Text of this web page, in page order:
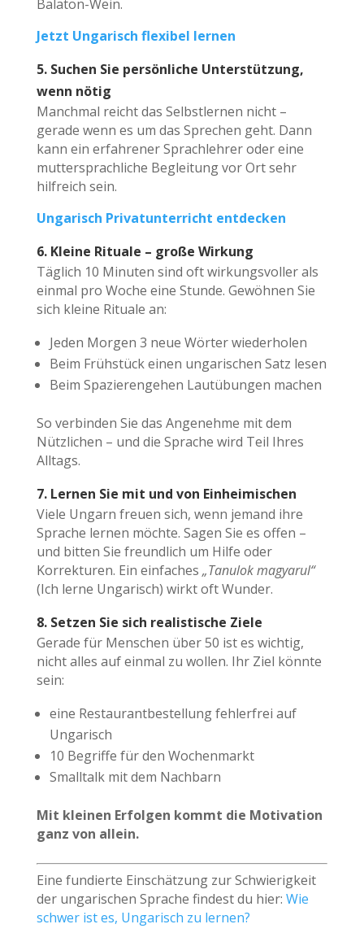
Balaton-Wein.
Jetzt Ungarisch flexibel lernen
5. Suchen Sie persönliche Unterstützung,
wenn nötig
Manchmal reicht das Selbstlernen nicht –
gerade wenn es um das Sprechen geht. Dann
kann ein erfahrener Sprachlehrer oder eine
muttersprachliche Begleitung vor Ort sehr
hilfreich sein.
Ungarisch Privatunterricht entdecken
6. Kleine Rituale – große Wirkung
Täglich 10 Minuten sind oft wirkungsvoller als
einmal pro Woche eine Stunde. Gewöhnen Sie
sich kleine Rituale an:
Jeden Morgen 3 neue Wörter wiederholen
Beim Frühstück einen ungarischen Satz lesen
Beim Spazierengehen Lautübungen machen
So verbinden Sie das Angenehme mit dem
Nützlichen – und die Sprache wird Teil Ihres
Alltags.
7. Lernen Sie mit und von Einheimischen
Viele Ungarn freuen sich, wenn jemand ihre
Sprache lernen möchte. Sagen Sie es offen –
und bitten Sie freundlich um Hilfe oder
Korrekturen. Ein einfaches „Tanulok magyarul“
(Ich lerne Ungarisch) wirkt oft Wunder.
8. Setzen Sie sich realistische Ziele
Gerade für Menschen über 50 ist es wichtig,
nicht alles auf einmal zu wollen. Ihr Ziel könnte
sein:
eine Restaurantbestellung fehlerfrei auf
Ungarisch
10 Begriffe für den Wochenmarkt
Smalltalk mit dem Nachbarn
Mit kleinen Erfolgen kommt die Motivation
ganz von allein.
Eine fundierte Einschätzung zur Schwierigkeit
der ungarischen Sprache findest du hier: Wie
schwer ist es, Ungarisch zu lernen?